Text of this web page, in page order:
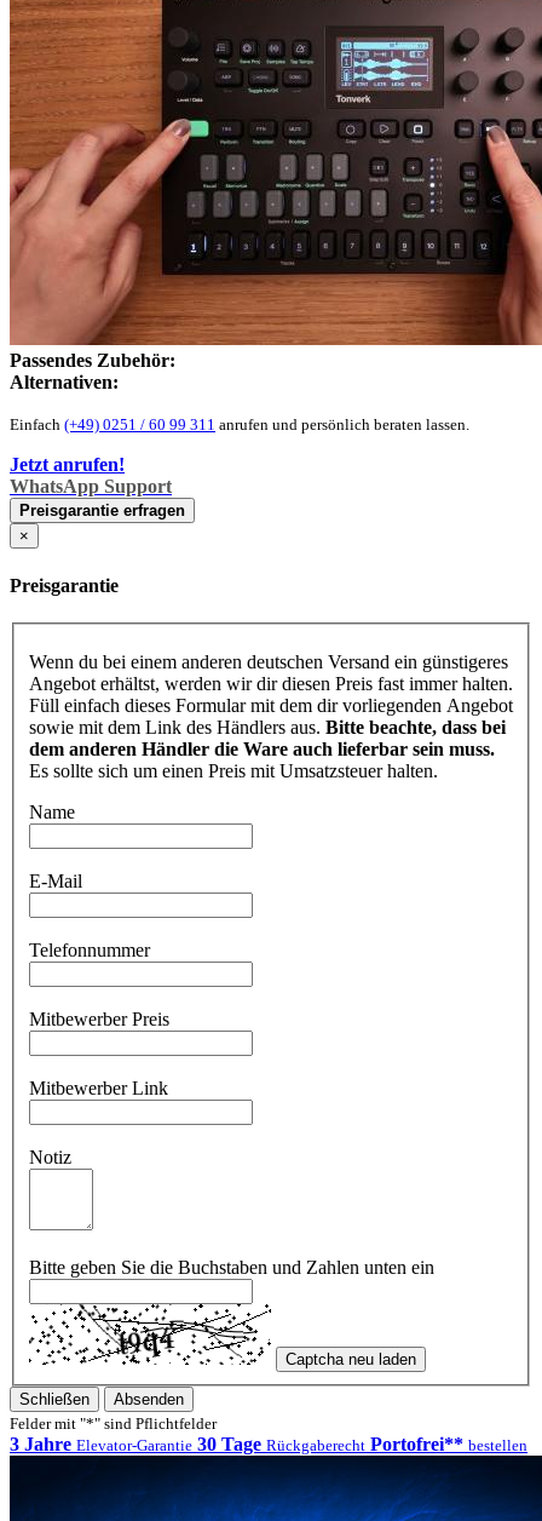
Passendes Zubehör:
Alternativen:
Einfach (+49) 0251 / 60 99 311 anrufen und persönlich beraten lassen.
Jetzt anrufen!
WhatsApp Support
Preisgarantie erfragen
×
Preisgarantie
Wenn du bei einem anderen deutschen Versand ein günstigeres
Angebot erhältst, werden wir dir diesen Preis fast immer halten.
Füll einfach dieses Formular mit dem dir vorliegenden Angebot
sowie mit dem Link des Händlers aus. Bitte beachte, dass bei
dem anderen Händler die Ware auch lieferbar sein muss.
Es sollte sich um einen Preis mit Umsatzsteuer halten.
Name
E-Mail
Telefonnummer
Mitbewerber Preis
Mitbewerber Link
Notiz
Bitte geben Sie die Buchstaben und Zahlen unten ein
Captcha neu laden
Schließen
Absenden
Felder mit "*" sind Pflichtfelder
3 Jahre Elevator-Garantie 30 Tage Rückgaberecht Portofrei** bestellen